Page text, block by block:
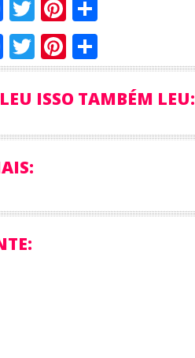
Facebook
TwitterPinterest
Facebook
TwitterPinterest
ISSO TAMBÉM LEU: